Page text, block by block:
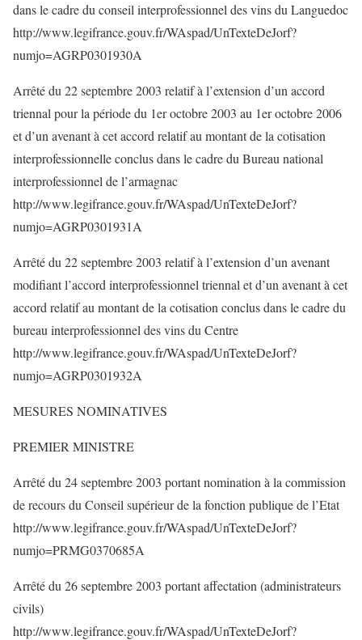
dans le cadre du conseil interprofessionnel des vins du Languedoc
http://www.legifrance.gouv.fr/WAspad/UnTexteDeJorf?
numjo=AGRP0301930A
Arrêté du 22 septembre 2003 relatif à l’extension d’un accord
triennal pour la période du 1er octobre 2003 au 1er octobre 2006
et d’un avenant à cet accord relatif au montant de la cotisation
interprofessionnelle conclus dans le cadre du Bureau national
interprofessionnel de l’armagnac
http://www.legifrance.gouv.fr/WAspad/UnTexteDeJorf?
numjo=AGRP0301931A
Arrêté du 22 septembre 2003 relatif à l’extension d’un avenant
modifiant l’accord interprofessionnel triennal et d’un avenant à cet
accord relatif au montant de la cotisation conclus dans le cadre du
bureau interprofessionnel des vins du Centre
http://www.legifrance.gouv.fr/WAspad/UnTexteDeJorf?
numjo=AGRP0301932A
MESURES NOMINATIVES
PREMIER MINISTRE
Arrêté du 24 septembre 2003 portant nomination à la commission
de recours du Conseil supérieur de la fonction publique de l’Etat
http://www.legifrance.gouv.fr/WAspad/UnTexteDeJorf?
numjo=PRMG0370685A
Arrêté du 26 septembre 2003 portant affectation (administrateurs
civils)
http://www.legifrance.gouv.fr/WAspad/UnTexteDeJorf?